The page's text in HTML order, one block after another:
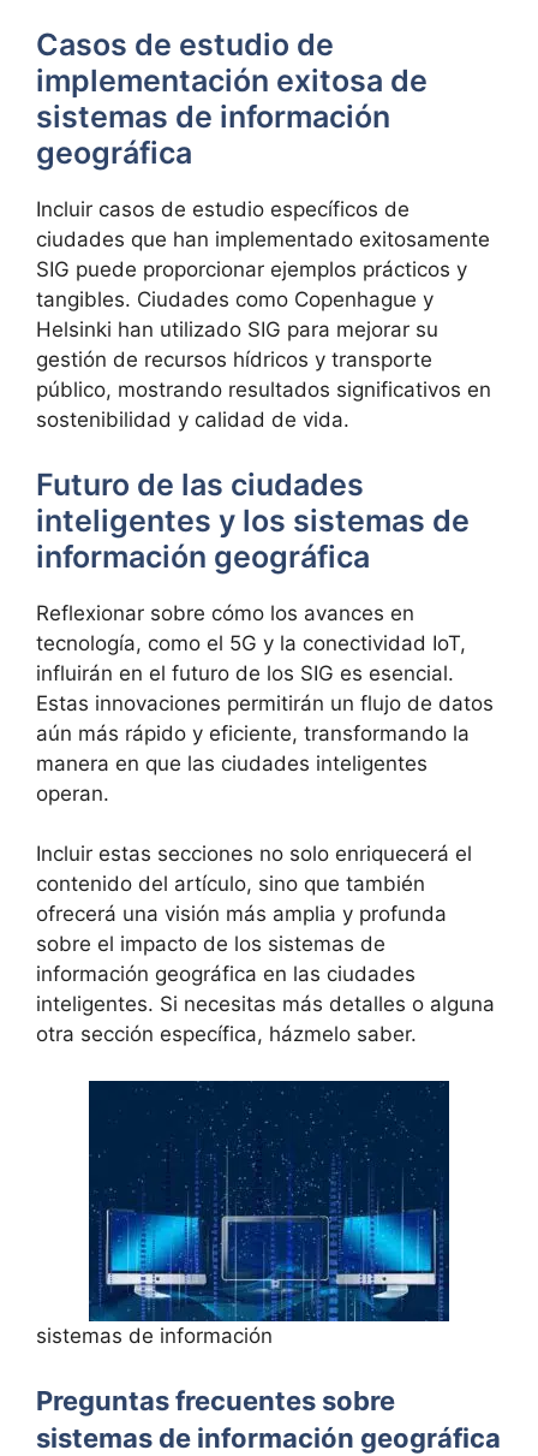
Casos de estudio de
implementación exitosa de
sistemas de información
geográfica
Incluir casos de estudio específicos de
ciudades que han implementado exitosamente
SIG puede proporcionar ejemplos prácticos y
tangibles. Ciudades como Copenhague y
Helsinki han utilizado SIG para mejorar su
gestión de recursos hídricos y transporte
público, mostrando resultados significativos en
sostenibilidad y calidad de vida.
Futuro de las ciudades
inteligentes y los sistemas de
información geográfica
Reflexionar sobre cómo los avances en
tecnología, como el 5G y la conectividad IoT,
influirán en el futuro de los SIG es esencial.
Estas innovaciones permitirán un flujo de datos
aún más rápido y eficiente, transformando la
manera en que las ciudades inteligentes
operan.
Incluir estas secciones no solo enriquecerá el
contenido del artículo, sino que también
ofrecerá una visión más amplia y profunda
sobre el impacto de los sistemas de
información geográfica en las ciudades
inteligentes. Si necesitas más detalles o alguna
otra sección específica, házmelo saber.
sistemas de información
Preguntas frecuentes sobre
sistemas de información geográfica